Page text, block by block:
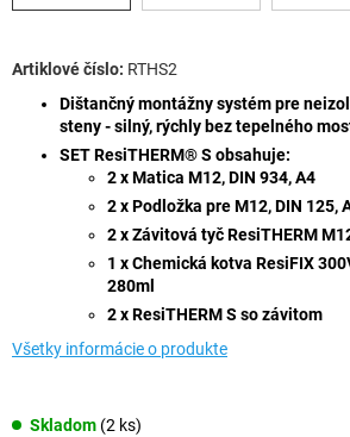
Skladom (2 ks)
Dištančný montážny systém pre
steny - silný, rýchly bez tepelného
SET ResiTHERM® S obsahuje:
2 x Matica M12, DIN 934, A4
2 x Podložka pre M12, DIN 125,
2 x Závitová tyč ResiTHERM
1 x Chemická kotva ResiFIX
280ml
2 x ResiTHERM S so závitom
Všetky informácie o produkte
RTHS2